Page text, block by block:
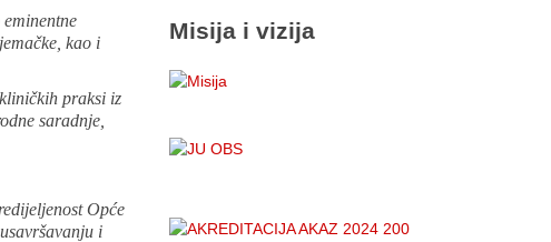
kao i
praksi iz
saradnje,
Opće
i
Misija i vizija